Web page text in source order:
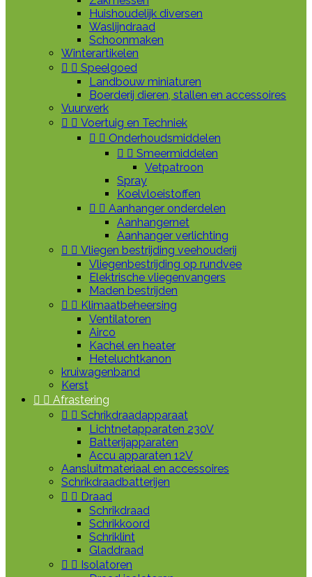
Huishoudelijk diversen
Waslijndraad
Schoonmaken
Winterartikelen
  Speelgoed
Landbouw miniaturen
Boerderij dieren, stallen en accessoires
Vuurwerk
  Voertuig en Techniek
  Onderhoudsmiddelen
  Smeermiddelen
Vetpatroon
Spray
Koelvloeistoffen
  Aanhanger onderdelen
Aanhangernet
Aanhanger verlichting
  Vliegen bestrijding veehouderij
Vliegenbestrijding op rundvee
Elektrische vliegenvangers
Maden bestrijden
  Klimaatbeheersing
Ventilatoren
Airco
Kachel en heater
Heteluchtkanon
kruiwagenband
Kerst
  Afrastering
  Schrikdraadapparaat
Lichtnetapparaten 230V
Batterijapparaten
Accu apparaten 12V
Aansluitmateriaal en accessoires
Schrikdraadbatterijen
  Draad
Schrikdraad
Schrikkoord
Schriklint
Gladdraad
  Isolatoren